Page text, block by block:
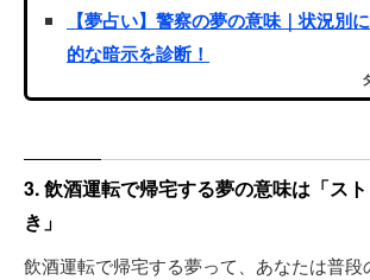
【夢占い】警察の夢の意味｜状況別
的な暗示を診断！
3. 飲酒運転で帰宅する夢の意味は「ス
き」
飲酒運転で帰宅する夢って、あなたは普段